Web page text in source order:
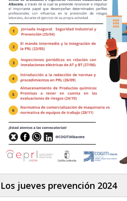
Los jueves prevención 2024